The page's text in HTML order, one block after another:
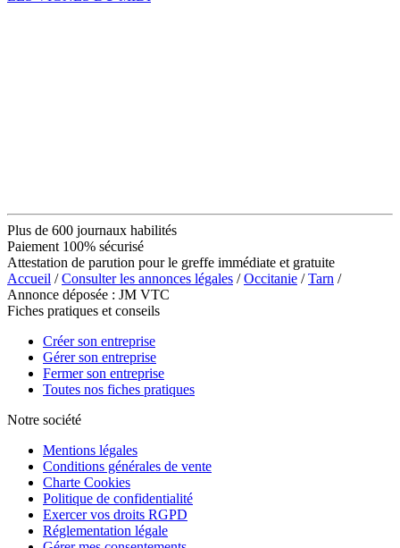
Plus de 600 journaux habilités
Paiement 100% sécurisé
Attestation de parution pour le greffe immédiate et gratuite
Accueil /Consulter les annonces légales /Occitanie /Tarn /
Annonce déposée : JM VTC
Fiches pratiques et conseils
Créer son entreprise
Gérer son entreprise
Fermer son entreprise
Toutes nos fiches pratiques
Notre société
Mentions légales
Conditions générales de vente
Charte Cookies
Politique de confidentialité
Exercer vos droits RGPD
Réglementation légale